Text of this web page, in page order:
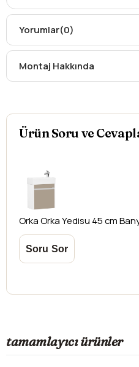
Çekmece /
Kapak
Kapaklı
Kargo teslim süreleri,
mesafelere göre değişiklik
düşündüğünüz ürünler için
yazdırmanız gerekmektedir.
Yorumlar(0)
Montaj Hakkında
Ürün Soru ve
OrkaOrka Yedisu 45 cm
tamamlayıcı ürünler